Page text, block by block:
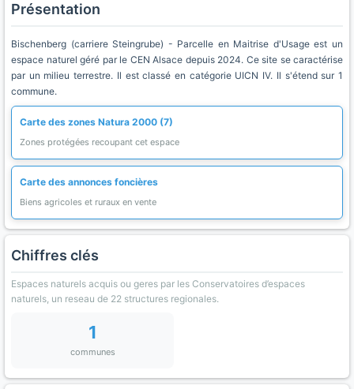
Présentation
Bischenberg (carriere Steingrube) - Parcelle en Maitrise d'Usage est un
espace naturel géré par le CEN Alsace depuis 2024. Ce site se caractérise
par un milieu terrestre. Il est classé en catégorie UICN IV. Il s'étend sur 1
commune.
Carte des zones Natura 2000 (7)
Zones protégées recoupant cet espace
Carte des annonces foncières
Biens agricoles et ruraux en vente
Chiffres clés
Espaces naturels acquis ou geres par les Conservatoires d’espaces
naturels, un reseau de 22 structures regionales.
1
communes